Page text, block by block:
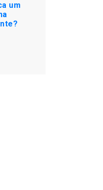
um